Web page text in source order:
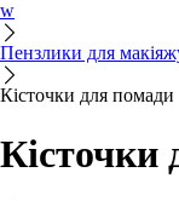
w
Пензлики для
Кісточки для помади
Кісточки